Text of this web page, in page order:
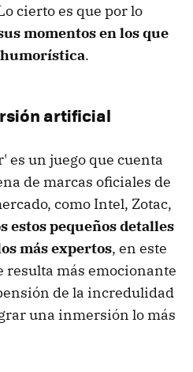
cierto es que por lo
momentos en los que
.
artificial
es un juego que cuenta
de marcas oficiales de
como Intel, Zotac,
estos pequeños detalles
más expertos, en este
resulta más emocionante
de la incredulidad
una inmersión lo más